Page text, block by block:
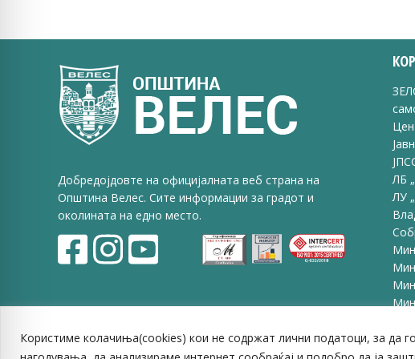
Користиме колачиња(cookies) кои не содржат лични податоци, за да
Добредојдовте на официјалната веб страна на
Општина Велес. Сите информации за градот и
околината на едно место.
ЛБ
ЛУ